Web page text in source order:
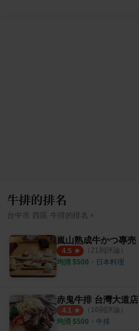
牛排的排名
台中市 西區 牛排 的排名 ›
4.5 （ 21則評論）
均消 $500 ・ 日本料理
赤鬼牛排 台灣大道店
4.1 （ 16則評論）
均消 $500 ・ 牛排